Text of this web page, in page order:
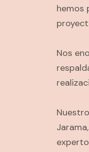
hemos
Nos